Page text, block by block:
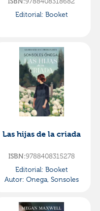
Editorial: Booket
Las hijas de la criada
ISBN:9788408315278
Editorial: Booket
Autor: Onega, Sonsoles